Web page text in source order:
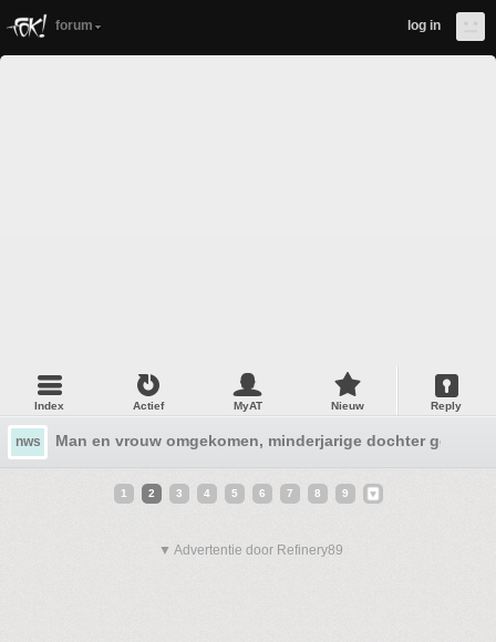
forum log in
Index Actief MyAT Nieuw Reply
nws Man en vrouw omgekomen, minderjarige dochter
1 2 3 4 5 6 7 8 9
▼ Advertentie door Refinery89